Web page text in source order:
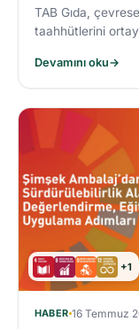
TAB Gıda,
taahhütlerini
olan bağlılığını
Devamını oku→
+1
HABER 16 Temmuz